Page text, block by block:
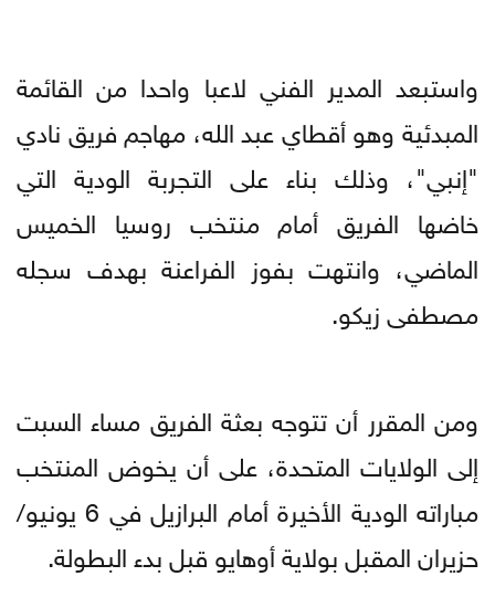
واستبعد المدير الفني لاعبا واحدا من القائمة
المبدئية وهو أقطاي عبد الله، مهاجم فريق نادي
"إنبي"، وذلك بناء على التجربة الودية التي
خاضها الفريق أمام منتخب روسيا الخميس
الماضي، وانتهت بفوز الفراعنة بهدف سجله
مصطفى زيكو.
ومن المقرر أن تتوجه بعثة الفريق مساء السبت
إلى الولايات المتحدة، على أن يخوض المنتخب
مباراته الودية الأخيرة أمام البرازيل في 6 يونيو/
حزيران المقبل بولاية أوهايو قبل بدء البطولة.